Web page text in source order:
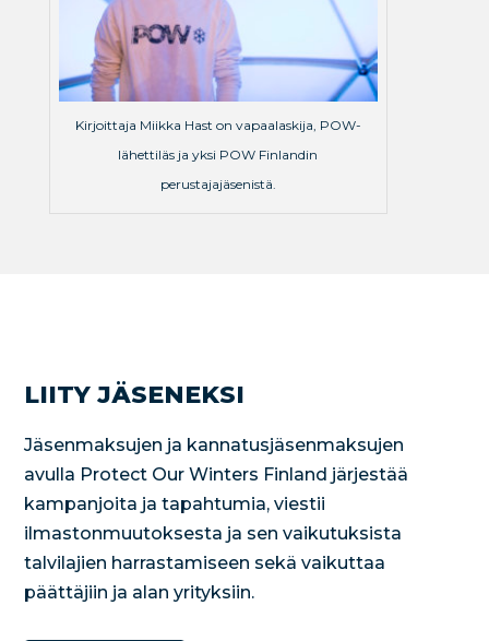
Kirjoittaja Miikka Hast on vapaalaskija, POW-
lähettiläs ja yksi POW Finlandin
perustajajäsenistä.
LIITY JÄSENEKSI
Jäsenmaksujen ja kannatusjäsenmaksujen
avulla Protect Our Winters Finland järjestää
kampanjoita ja tapahtumia, viestii
ilmastonmuutoksesta ja sen vaikutuksista
talvilajien harrastamiseen sekä vaikuttaa
päättäjiin ja alan yrityksiin.